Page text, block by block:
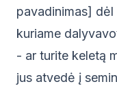
pavadinimas]
kuriame
- ar turite keletą
jus atvedė į